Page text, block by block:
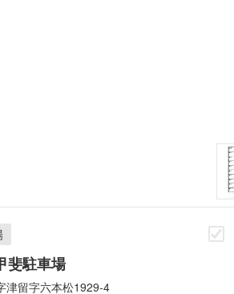
斐駐車場
津留字六本松1929-4